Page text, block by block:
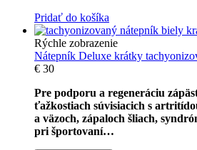
Pridať do košíka
Rýchle zobrazenie
Nátepník Deluxe krátky
€ 30
Pre podporu a regeneráciu
ťažkostiach súvisiacich s
a väzoch, zápaloch šliach,
pri športovaní…